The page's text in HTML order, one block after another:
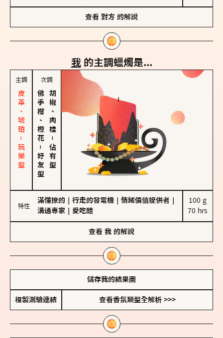
查看 對方 的解說
我 的主調蠟燭是...
主調
皮革、琥珀－玩樂型
次調
佛手柑、橙花
－
好友型
胡椒、肉桂
－
佔有型
特性
滿懂撩的 行走的發電機 情緒價值提供者
溝通專家
愛吃醋
100 g
70 hrs
查看 我 的解說
儲存我的結果圖
複製測驗連結 查看香氛類型全解析 >>>